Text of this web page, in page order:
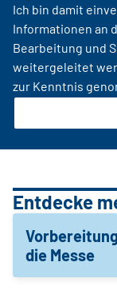
Ich bin damit
Informationen an
Bearbeitung und
weitergeleitet
zur Kenntnis
Entdecke
die Messe